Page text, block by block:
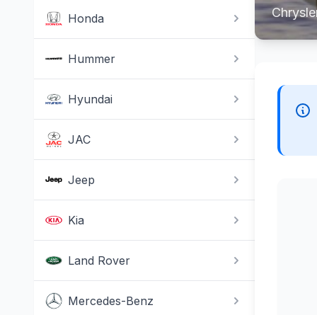
Honda
Hummer
Hyundai
JAC
Jeep
Kia
Land Rover
Mercedes-Benz